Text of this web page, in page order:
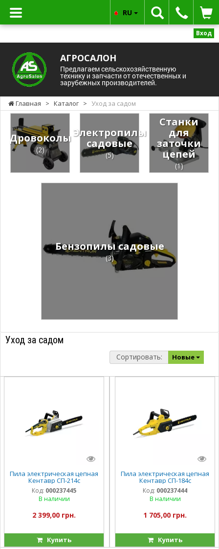
Вход
АГРОСАЛОН
Предлагаем сельскохозяйственную
технику и запчасти от отечественных и
зарубежных производителей.
RU
Главная > Каталог > Уход за садом
Дровоколы
(2)
Электропилы
садовые
(5)
Станки
для
заточки
цепей
(1)
Бензопилы садовые
(3)
Уход за садом
Сортировать: Новые
Пила электрическая цепная
Кентавр СП-214c
Код: 000237445
В наличии
2 399,00 грн.
Купить
Пила электрическая цепная
Кентавр СП-184c
Код: 000237444
В наличии
1 705,00 грн.
Купить